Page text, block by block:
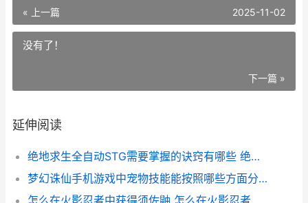
« 上一篇 2025-11-02
没有了！
下一篇 »
延伸阅读
绝地求生全自动STG需要掌握的诀窍有哪些 绝地求生全自动老是断
梦幻诛仙手机游戏中宠物技能能按照哪些方面分类 2021梦幻诛仙手游官网